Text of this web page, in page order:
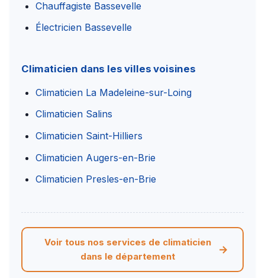
Chauffagiste Bassevelle
Électricien Bassevelle
Climaticien dans les villes voisines
Climaticien La Madeleine-sur-Loing
Climaticien Salins
Climaticien Saint-Hilliers
Climaticien Augers-en-Brie
Climaticien Presles-en-Brie
Voir tous nos services de climaticien
dans le département